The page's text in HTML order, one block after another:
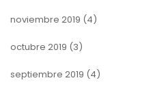
noviembre 2019 (4)
octubre 2019 (3)
septiembre 2019 (4)